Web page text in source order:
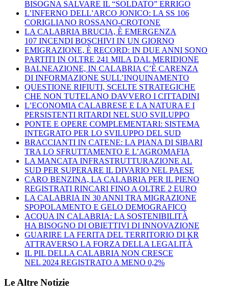
BISOGNA SALVARE IL “SOLDATO” ERRIGO
L’INFERNO DELL’ARCO JONICO: LA SS 106
CORIGLIANO ROSSANO-CROTONE
LA CALABRIA BRUCIA, È EMERGENZA
107 INCENDI BOSCHIVI IN UN GIORNO
EMIGRAZIONE, È RECORD: IN DUE ANNI SONO
PARTITI IN OLTRE 241 MILA DAL MERIDIONE
BALNEAZIONE, IN CALABRIA C’È CARENZA
DI INFORMAZIONE SULL’INQUINAMENTO
QUESTIONE RIFIUTI, SCELTE STRATEGICHE
CHE NON TUTELANO DAVVERO I CITTADINI
L’ECONOMIA CALABRESE E LA NATURA E I
PERSISTENTI RITARDI NEL SUO SVILUPPO
PONTE E OPERE COMPLEMENTARI: SISTEMA
INTEGRATO PER LO SVILUPPO DEL SUD
BRACCIANTI IN CATENE: LA PIANA DI SIBARI
TRA LO SFRUTTAMENTO E L’AGROMAFIA
LA MANCATA INFRASTRUTTURAZIONE AL
SUD PER SUPERARE IL DIVARIO NEL PAESE
CARO BENZINA, LA CALABRIA PER IL PIENO
REGISTRATI RINCARI FINO A OLTRE 2 EURO
LA CALABRIA IN 30 ANNI TRA MIGRAZIONE
SPOPOLAMENTO E GELO DEMOGRAFICO
ACQUA IN CALABRIA: LA SOSTENIBILITÀ
HA BISOGNO DI OBIETTIVI DI INNOVAZIONE
GUARIRE LA FERITA DEL TERRITORIO DI KR
ATTRAVERSO LA FORZA DELLA LEGALITÀ
IL PIL DELLA CALABRIA NON CRESCE
NEL 2024 REGISTRATO A MENO 0,2%
Le Altre Notizie